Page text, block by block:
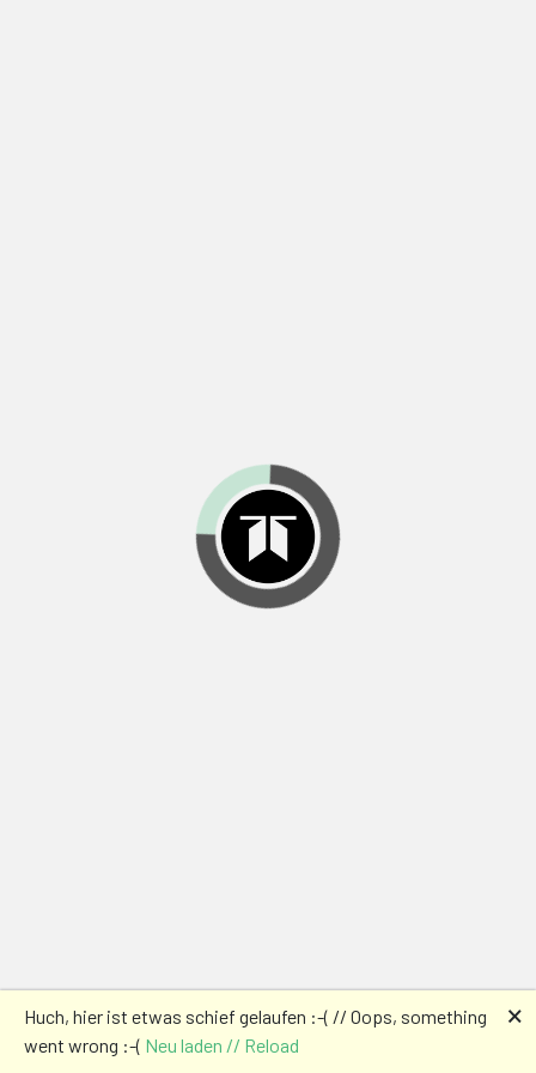
Huch, hier ist etwas schief gelaufen :-( // Oops, something
went wrong :-( Neu laden // Reload
🗙